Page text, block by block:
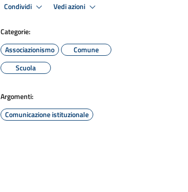
Condividi Vedi azioni
Categorie:
Associazionismo
Comune
Scuola
Argomenti:
Comunicazione istituzionale